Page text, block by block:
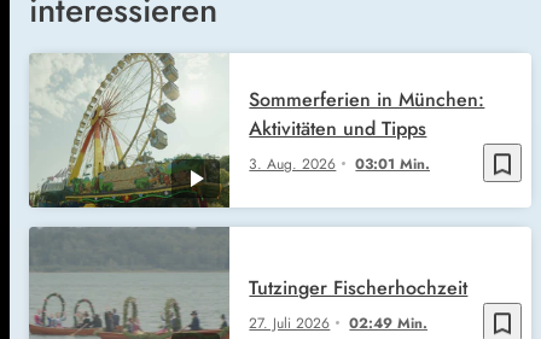
bookmark_border
3. Aug. 2026 03:01 Min.
Sommerferien in München:
Aktivitäten und Tipps
bookmark_border
27. Juli 2026 02:49 Min.
Tutzinger Fischerhochzeit